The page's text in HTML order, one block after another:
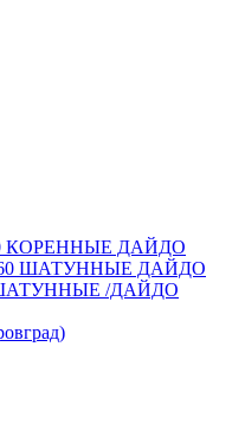
КОРЕННЫЕ ДАЙДО
ШАТУННЫЕ ДАЙДО
/ДАЙДО